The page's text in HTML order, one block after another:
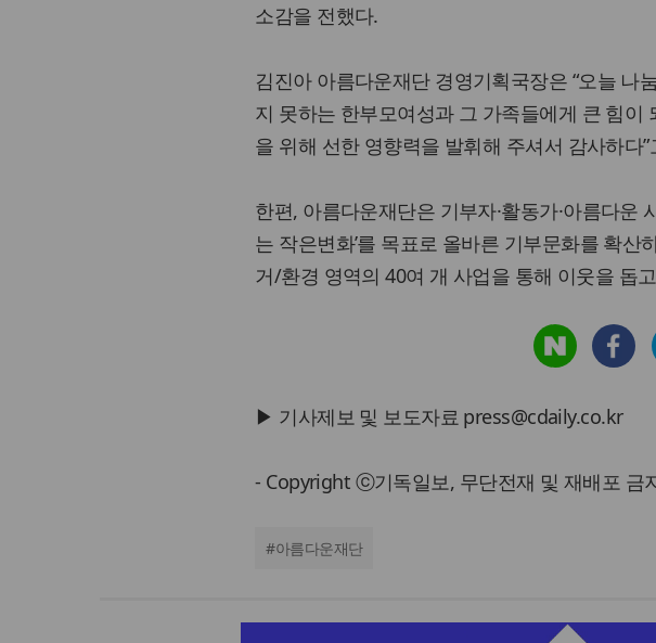
소감을 전했다.
김진아 아름다운재단 경영기획국장은 “오늘 나
지 못하는 한부모여성과 그 가족들에게 큰 힘이
을 위해 선한 영향력을 발휘해 주셔서 감사하다”
한편, 아름다운재단은 기부자·활동가·아름다운
는 작은변화’를 목표로 올바른 기부문화를 확
거/환경 영역의 40여 개 사업을 통해 이웃을 돕
▶ 기사제보 및 보도자료 press@cdaily.co.kr
- Copyright ⓒ기독일보, 무단전재 및 재배포 금
#아름다운재단